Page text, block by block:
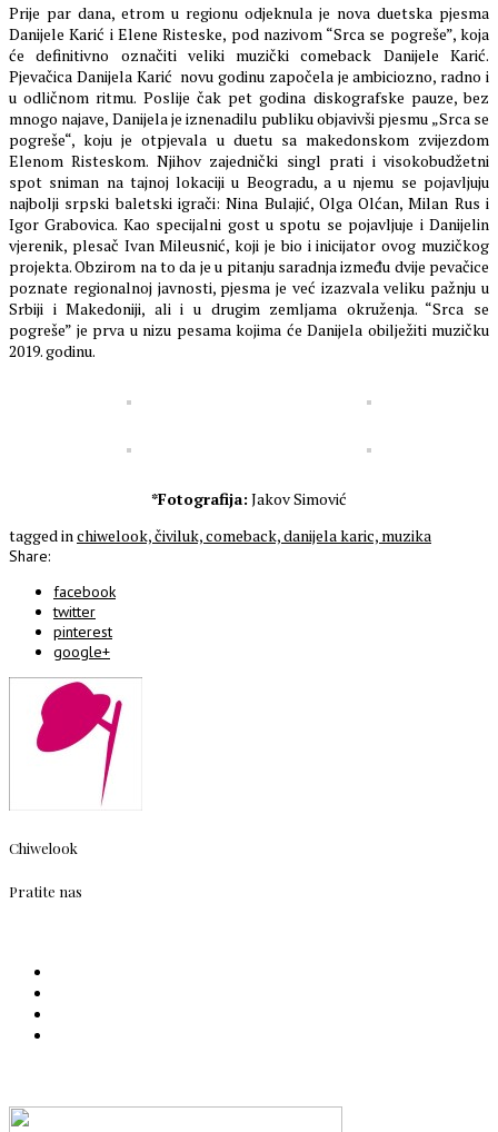
Prije par dana, etrom u regionu odjeknula je nova duetska pjesma
Danijele Karić i Elene Risteske, pod nazivom “Srca se pogreše”, koja
će definitivno označiti veliki muzički comeback Danijele Karić.
Pjevačica Danijela Karić novu godinu započela je ambiciozno, radno i
u odličnom ritmu. Poslije čak pet godina diskografske pauze, bez
mnogo najave, Danijela je iznenadilu publiku objavivši pjesmu „Srca se
pogreše“, koju je otpjevala u duetu sa makedonskom zvijezdom
Elenom Risteskom. Njihov zajednički singl prati i visokobudžetni
spot sniman na tajnoj lokaciji u Beogradu, a u njemu se pojavljuju
najbolji srpski baletski igrači: Nina Bulajić, Olga Olćan, Milan Rus i
Igor Grabovica. Kao specijalni gost u spotu se pojavljuje i Danijelin
vjerenik, plesač Ivan Mileusnić, koji je bio i inicijator ovog muzičkog
projekta. Obzirom na to da je u pitanju saradnja između dvije pevačice
poznate regionalnoj javnosti, pjesma je već izazvala veliku pažnju u
Srbiji i Makedoniji, ali i u drugim zemljama okruženja. “Srca se
pogreše” je prva u nizu pesama kojima će Danijela obilježiti muzičku
2019. godinu.
*Fotografija: Jakov Simović
tagged in chiwelook,čiviluk,comeback,danijela karic, muzika
Share:
facebook
twitter
pinterest
google+
Chiwelook
Pratite nas